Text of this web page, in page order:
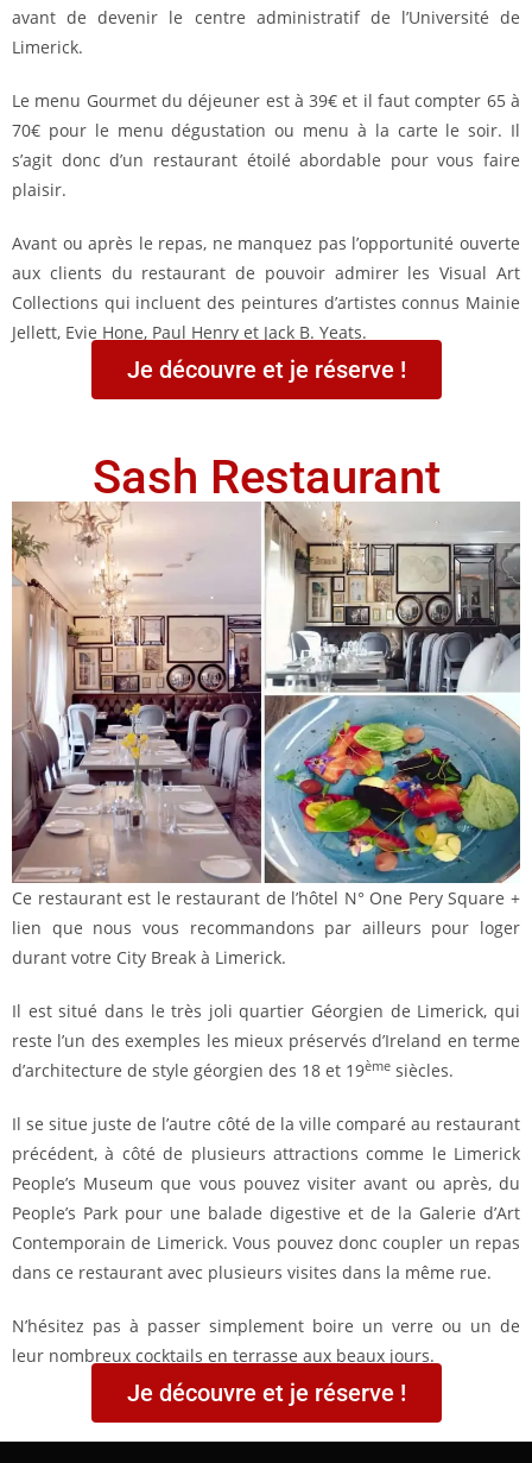
avant de devenir le centre administratif de l’Université de
Limerick.
Le menu Gourmet du déjeuner est à 39€ et il faut compter 65 à
70€ pour le menu dégustation ou menu à la carte le soir. Il
s’agit donc d’un restaurant étoilé abordable pour vous faire
plaisir.
Avant ou après le repas, ne manquez pas l’opportunité ouverte
aux clients du restaurant de pouvoir admirer les Visual Art
Collections qui incluent des peintures d’artistes connus Mainie
Jellett, Evie Hone, Paul Henry et Jack B. Yeats.
Je découvre et je réserve !
Sash Restaurant
Ce restaurant est le restaurant de l’hôtel N° One Pery Square +
lien que nous vous recommandons par ailleurs pour loger
durant votre City Break à Limerick.
Il est situé dans le très joli quartier Géorgien de Limerick, qui
reste l’un des exemples les mieux préservés d’Ireland en terme
d’architecture de style géorgien des 18 et 19ème siècles.
Il se situe juste de l’autre côté de la ville comparé au restaurant
précédent, à côté de plusieurs attractions comme le Limerick
People’s Museum que vous pouvez visiter avant ou après, du
People’s Park pour une balade digestive et de la Galerie d’Art
Contemporain de Limerick. Vous pouvez donc coupler un repas
dans ce restaurant avec plusieurs visites dans la même rue.
N’hésitez pas à passer simplement boire un verre ou un de
leur nombreux cocktails en terrasse aux beaux jours.
Je découvre et je réserve !